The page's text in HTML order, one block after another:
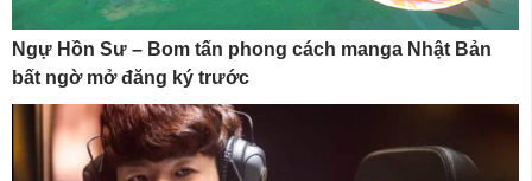
Ngự Hồn Sư – Bom tấn phong cách manga Nhật Bản
bất ngờ mở đăng ký trước